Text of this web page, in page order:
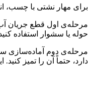
برای مهار نشتی با
مرحله‌ی اول قطع جریان
حوله یا سشوار استفاده
مرحله‌ی دوم آماده‌سازی
دارد، حتماً آن را تمیز